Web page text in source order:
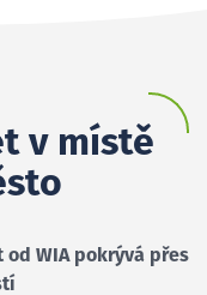
v místě
od WIA pokrývá přes